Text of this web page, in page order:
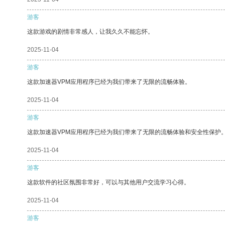
游客
这款游戏的剧情非常感人，让我久久不能忘怀。
2025-11-04
游客
这款加速器VPM应用程序已经为我们带来了无限的流畅体验。
2025-11-04
游客
这款加速器VPM应用程序已经为我们带来了无限的流畅体验和安全性保护
2025-11-04
游客
这款软件的社区氛围非常好，可以与其他用户交流学习心得。
2025-11-04
游客